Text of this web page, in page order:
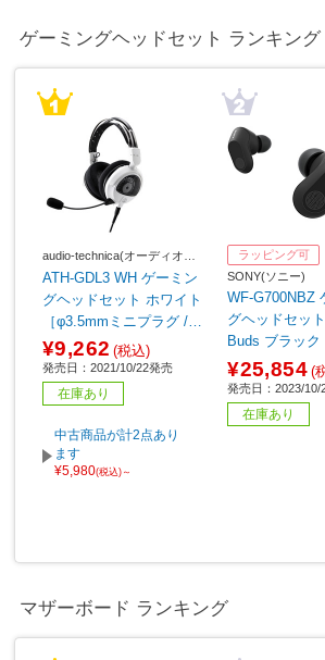
ゲーミングヘッドセット ランキング
audio-technica(オーディオテ
クニカ)
ATH-GDL3 WH ゲーミン
グヘッドセット ホワイト
［φ3.5mmミニプラグ /両
耳 /ヘッドバンドタイ
プ］
¥9,262 (税込)
発売日：2021/10/22発売
在庫あり
中古商品が計2点あり
ます
¥5,980(税込)～
ラッピング可
SONY(ソニー)
WF-G700NBZ
グヘッドセッ
Buds ブラック
レス（
C） /両耳 /イヤ
プ］
¥25,854 (
発売日：2023/10/
在庫あり
マザーボード ランキング